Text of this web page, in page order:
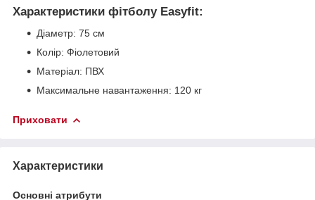
Характеристики фітболу Easyfit:
Діаметр: 75 см
Колір: Фіолетовий
Матеріал: ПВХ
Максимальне навантаження: 120 кг
Приховати
Характеристики
Основні атрибути